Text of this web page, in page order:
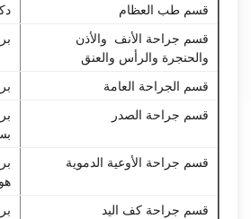
قسم طب العظام
قسم جراحة الأنف والأذن
والحنجرة والرأس والعنق
قسم الجراحة العامة
قسم جراحة الصدر
قسم جراحة الأوعية الدموية
قسم جراحة كف اليد